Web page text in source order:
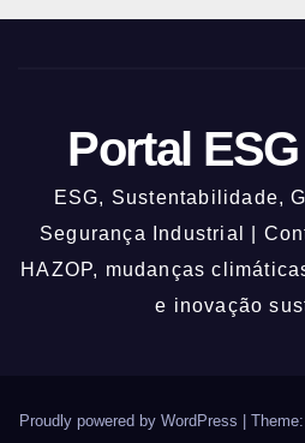
Portal
ESG, Sustentabilidade,
Segurança Industrial |
HAZOP, mudanças
e inovação
Proudly powered by WordPress |